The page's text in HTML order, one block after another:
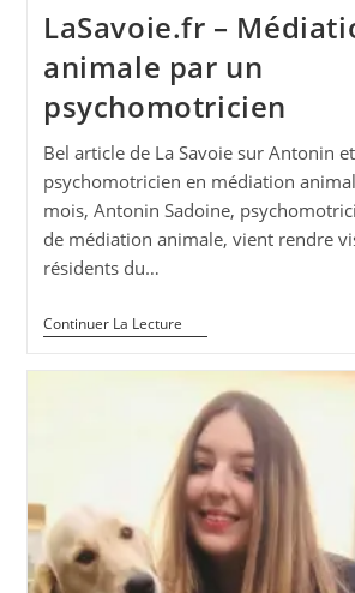
LaSavoie.fr –
animale par un
psychomotricien
Bel article de La Savoie sur Antonin
psychomotricien en médiation
mois, Antonin Sadoine,
de médiation animale, vient rendre
résidents du…
Continuer La LectureLaSavoie.fr
–
Par
Un
Psychomotricien